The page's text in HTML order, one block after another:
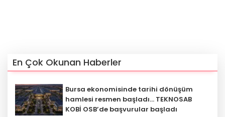
En Çok Okunan Haberler
Bursa ekonomisinde tarihi dönüşüm
hamlesi resmen başladı... TEKNOSAB
KOBİ OSB’de başvurular başladı